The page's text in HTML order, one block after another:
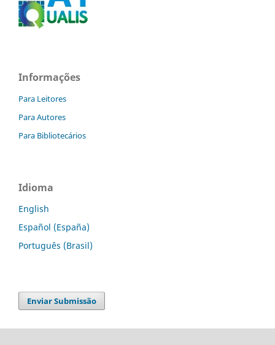
Informações
Para Leitores
Para Autores
Para Bibliotecários
Idioma
English
Español (España)
Português (Brasil)
Enviar Submissão